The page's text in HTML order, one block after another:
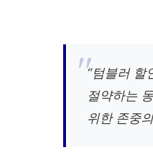
“텀블러 할
절약하는
위한 존중